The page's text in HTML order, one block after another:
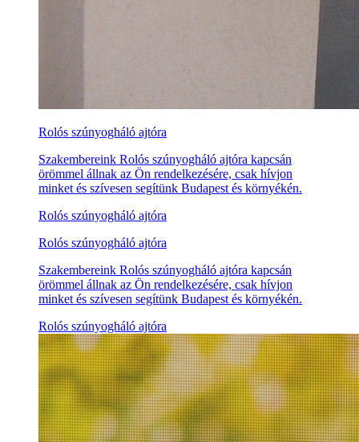
Rolós szúnyogháló ajtóra
Szakembereink Rolós szúnyogháló ajtóra kapcsán
örömmel állnak az Ön rendelkezésére, csak hívjon
minket és szívesen segítünk Budapest és környékén.
Rolós szúnyogháló ajtóra
Rolós szúnyogháló ajtóra
Szakembereink Rolós szúnyogháló ajtóra kapcsán
örömmel állnak az Ön rendelkezésére, csak hívjon
minket és szívesen segítünk Budapest és környékén.
Rolós szúnyogháló ajtóra